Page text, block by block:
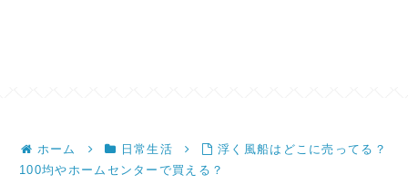
ホーム 日常生活
浮く風船はどこに売ってる？
100均やホームセンターで買える？